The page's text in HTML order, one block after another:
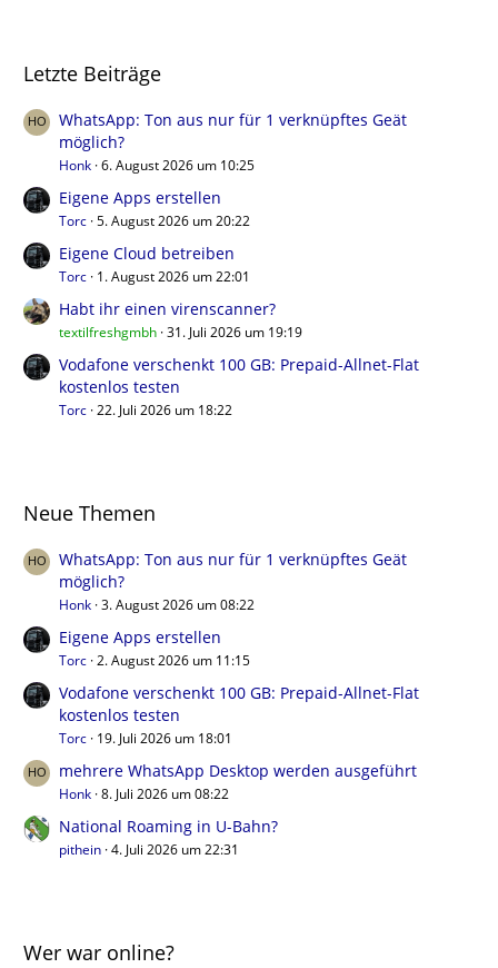
Letzte Beiträge
WhatsApp: Ton aus nur für 1 verknüpftes Geät
möglich?
Honk 6. August 2026 um 10:25
Eigene Apps erstellen
Torc 5. August 2026 um 20:22
Eigene Cloud betreiben
Torc 1. August 2026 um 22:01
Habt ihr einen virenscanner?
textilfreshgmbh 31. Juli 2026 um 19:19
Vodafone verschenkt 100 GB: Prepaid-Allnet-Flat
kostenlos testen
Torc 22. Juli 2026 um 18:22
Neue Themen
WhatsApp: Ton aus nur für 1 verknüpftes Geät
möglich?
Honk 3. August 2026 um 08:22
Eigene Apps erstellen
Torc 2. August 2026 um 11:15
Vodafone verschenkt 100 GB: Prepaid-Allnet-Flat
kostenlos testen
Torc 19. Juli 2026 um 18:01
mehrere WhatsApp Desktop werden ausgeführt
Honk 8. Juli 2026 um 08:22
National Roaming in U-Bahn?
pithein 4. Juli 2026 um 22:31
Wer war online?